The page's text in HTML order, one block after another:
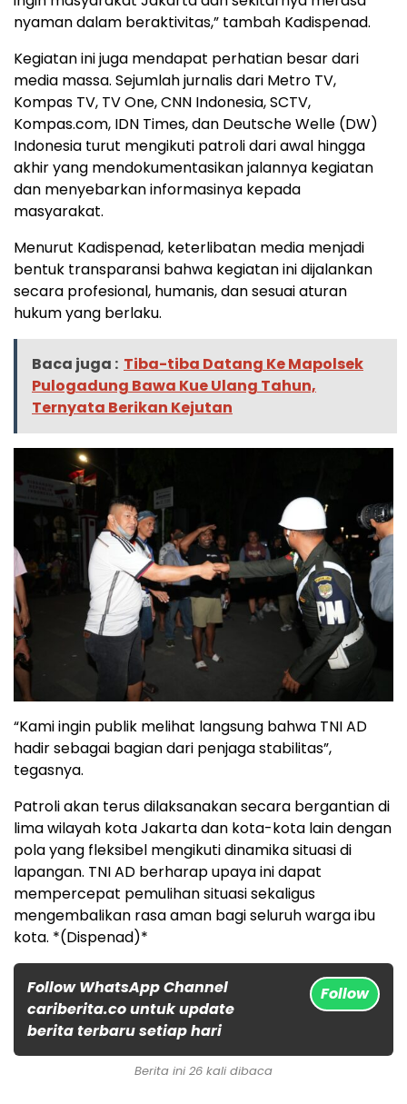
nyaman dalam beraktivitas,” tambah Kadispenad.
Kegiatan ini juga mendapat perhatian besar dari
media massa. Sejumlah jurnalis dari Metro TV,
Kompas TV, TV One, CNN Indonesia, SCTV,
Kompas.com, IDN Times, dan Deutsche Welle (DW)
Indonesia turut mengikuti patroli dari awal hingga
akhir yang mendokumentasikan jalannya kegiatan
dan menyebarkan informasinya kepada
masyarakat.
Menurut Kadispenad, keterlibatan media menjadi
bentuk transparansi bahwa kegiatan ini dijalankan
secara profesional, humanis, dan sesuai aturan
hukum yang berlaku.
Baca juga : Tiba-tiba Datang Ke Mapolsek
Pulogadung Bawa Kue Ulang Tahun,
Ternyata Berikan Kejutan
“Kami ingin publik melihat langsung bahwa TNI AD
hadir sebagai bagian dari penjaga stabilitas”,
tegasnya.
Patroli akan terus dilaksanakan secara bergantian di
lima wilayah kota Jakarta dan kota-kota lain dengan
pola yang fleksibel mengikuti dinamika situasi di
lapangan. TNI AD berharap upaya ini dapat
mempercepat pemulihan situasi sekaligus
mengembalikan rasa aman bagi seluruh warga ibu
kota. *(Dispenad)*
Follow WhatsApp Channel
cariberita.co untuk update
berita terbaru setiap hari
Follow
Berita ini 26 kali dibaca